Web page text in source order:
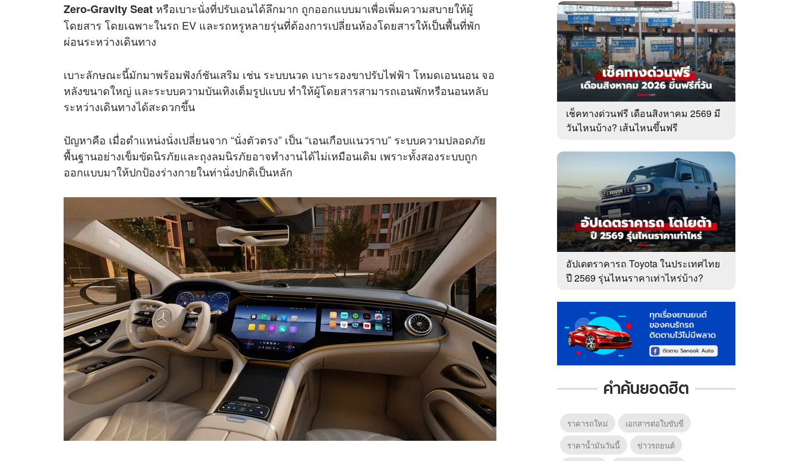
Zero-Gravity Seat หรือเบาะนั่งที่ปรับเอนได้ลึกมาก ถูกออกแบบมาเพื่อเพิ่มความสบายให้ผู้
โดยสาร โดยเฉพาะในรถ EV และรถหรูหลายรุ่นที่ต้องการเปลี่ยนห้องโดยสารให้เป็นพื้นที่พัก
ผ่อนระหว่างเดินทาง
เบาะลักษณะนี้มักมาพร้อมฟังก์ชันเสริม เช่น ระบบนวด เบาะรองขาปรับไฟฟ้า โหมดเอนนอน จอ
หลังขนาดใหญ่ และระบบความบันเทิงเต็มรูปแบบ ทำให้ผู้โดยสารสามารถเอนพักหรือนอนหลับ
ระหว่างเดินทางได้สะดวกขึ้น
ปัญหาคือ เมื่อตำแหน่งนั่งเปลี่ยนจาก “นั่งตัวตรง” เป็น “เอนเกือบแนวราบ” ระบบความปลอดภัย
พื้นฐานอย่างเข็มขัดนิรภัยและถุงลมนิรภัยอาจทำงานได้ไม่เหมือนเดิม เพราะทั้งสองระบบถูก
ออกแบบมาให้ปกป้องร่างกายในท่านั่งปกติเป็นหลัก
เช็คทางด่วนฟรี เดือนสิงหาคม 2569 มี
วันไหนบ้าง? เส้นไหนขึ้นฟรี
อัปเดตราคารถ Toyota ในประเทศไทย
ปี 2569 รุ่นไหนราคาเท่าไหร่บ้าง?
คำค้นยอดฮิต
ราคารถใหม่
เอกสารต่อใบขับขี่
ราคาน้ำมันวันนี้
ข่าวรถยนต์